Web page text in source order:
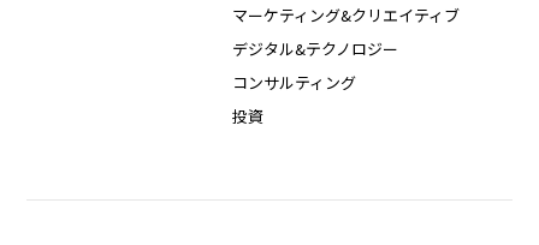
マーケティング&クリエイティブ
デジタル&テクノロジー
コンサルティング
投資